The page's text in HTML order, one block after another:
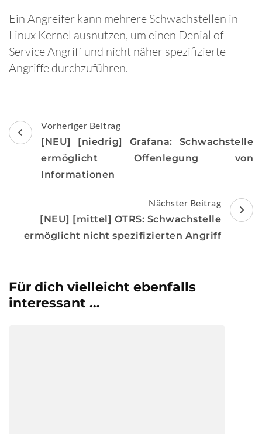
Ein Angreifer kann mehrere Schwachstellen in
Linux Kernel ausnutzen, um einen Denial of
Service Angriff und nicht näher spezifizierte
Angriffe durchzuführen.
Beitragsnavigation
Vorheriger Beitrag
[NEU] [niedrig] Grafana: Schwachstelle
ermöglicht Offenlegung von
Informationen
Nächster Beitrag
[NEU] [mittel] OTRS: Schwachstelle
ermöglicht nicht spezifizierten Angriff
Für dich vielleicht ebenfalls
interessant …